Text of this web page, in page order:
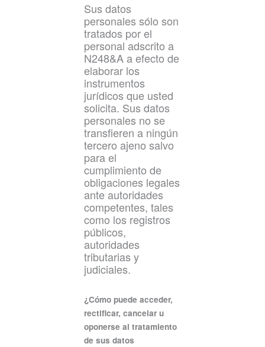
Sus datos
personales sólo son
tratados por el
personal adscrito a
N248&A a efecto de
elaborar los
instrumentos
jurídicos que usted
solicita. Sus datos
personales no se
transfieren a ningún
tercero ajeno salvo
para el
cumplimiento de
obligaciones legales
ante autoridades
competentes, tales
como los registros
públicos,
autoridades
tributarias y
judiciales.
​​¿Cómo puede acceder,
rectificar, cancelar u
oponerse al tratamiento
de sus datos